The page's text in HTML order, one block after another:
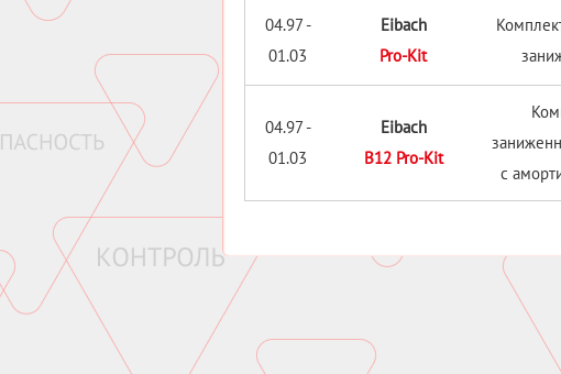
04.97 -
01.03
Eibach
Pro-Kit
04.97 -
01.03
Eibach
B12 Pro-Kit
с